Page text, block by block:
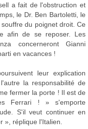
a fait de l'obstruction et
le Dr. Ben Bartoletti, le
du poignet droit. Ce
afin de se reposer. Les
concerneront Gianni
en vacances !
leur explication
la responsabilité de
fermer la porte ! Il est de
Ferrari ! » s'emporte
S'il veut continuer en
», réplique l'Italien.